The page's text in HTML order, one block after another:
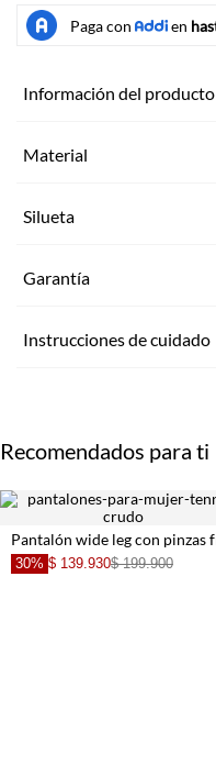
Información del producto
Material
Silueta
Garantía
Instrucciones de cuidado
Recomendados para ti
30% $ 139.930$ 199.900